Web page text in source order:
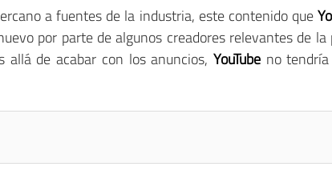
a fuentes de la industria, este contenido que
por parte de algunos creadores relevantes de
de acabar con los anuncios, YouTubeno tendría